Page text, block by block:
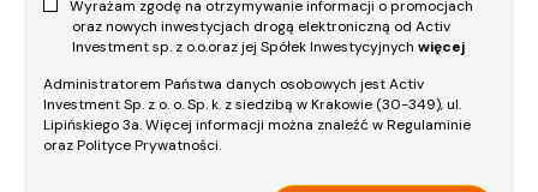
Wyrażam zgodę na otrzymywanie informacji o promocjach
oraz nowych inwestycjach drogą elektroniczną od Activ
Investment sp. z o.o.oraz jej Spółek Inwestycyjnychwięcej
Administratorem Państwa danych osobowych jest Activ
Investment Sp. z o. o. Sp. k. z siedzibą w Krakowie (30-349), ul.
Lipińskiego 3a. Więcej informacji można znaleźć w Regulaminie
oraz Polityce Prywatności.